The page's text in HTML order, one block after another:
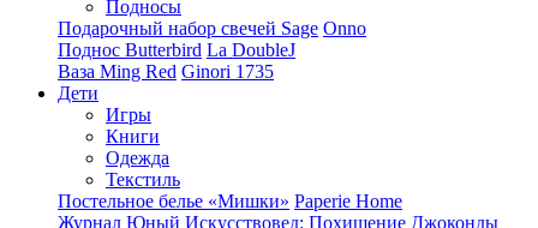
Подносы
Подарочный набор свечей Sage Onno
Поднос Butterbird La DoubleJ
Ваза Ming Red Ginori 1735
Дети
Игры
Книги
Одежда
Текстиль
Постельное белье «Мишки» Paperie Home
Журнал Юный Искусствовед: Похищение Джоконды